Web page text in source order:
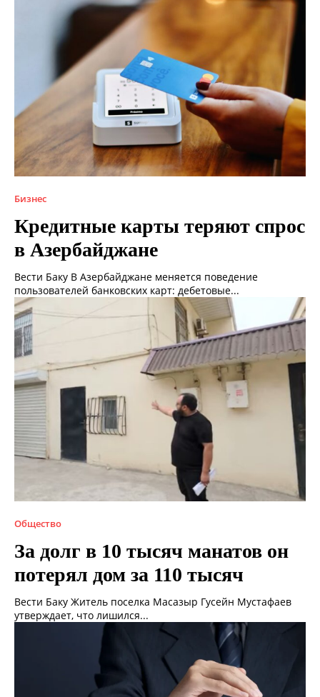
Бизнес
Кредитные карты теряют спрос
в Азербайджане
Вести Баку В Азербайджане меняется поведение
пользователей банковских карт: дебетовые...
Общество
За долг в 10 тысяч манатов он
потерял дом за 110 тысяч
Вести Баку Житель поселка Масазыр Гусейн Мустафаев
утверждает, что лишился...